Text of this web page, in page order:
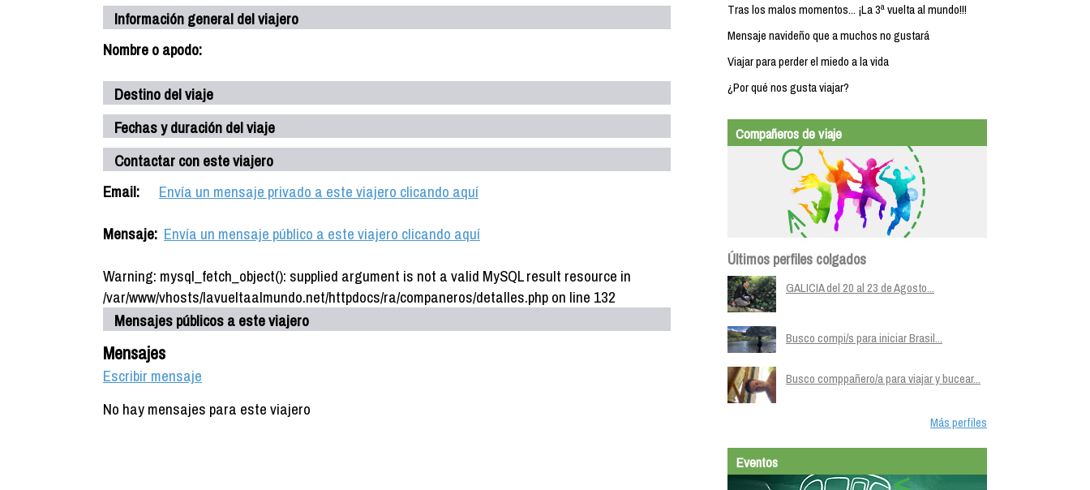
Información general del viajero
Nombre o apodo:
Destino del viaje
Fechas y duración del viaje
Contactar con este viajero
Email:
Envía un mensaje privado a este viajero clicando aquí
Mensaje: Envía un mensaje público a este viajero clicando aquí
Warning: mysql_fetch_object(): supplied argument is not a valid MySQL result resource in
/var/www/vhosts/lavueltaalmundo.net/httpdocs/ra/companeros/detalles.php on line 132
Mensajes públicos a este viajero
Mensajes
Escribir mensaje
No hay mensajes para este viajero
Tras los malos momentos... ¡La 3ª vuelta al mundo!!!
Mensaje navideño que a muchos no gustará
Viajar para perder el miedo a la vida
¿Por qué nos gusta viajar?
Compañeros de viaje
Últimos perfiles colgados
GALICIA del 20 al 23 de Agosto...
Busco compi/s para iniciar Brasil...
Busco comppañero/a para viajar y bucear...
Más perfiles
Eventos